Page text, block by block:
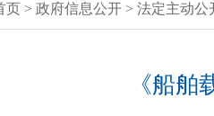
页 > 政府信息公开 > 法定主动公
《船